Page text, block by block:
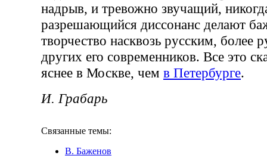
надрыв, и тревожно звучащий,
разрешающийся диссонанс делают
творчество насквозь русским, более
других его современников. Все это
яснее в Москве, чем в Петербурге.
И. Грабарь
Связанные темы:
В. Баженов